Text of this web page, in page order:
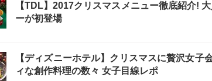
【TDL】2017クリスマスメニュー徹底紹介!
ーが初登場
【ディズニーホテル】クリスマスに贅沢女
ィな創作料理の数々 女子目線レポ